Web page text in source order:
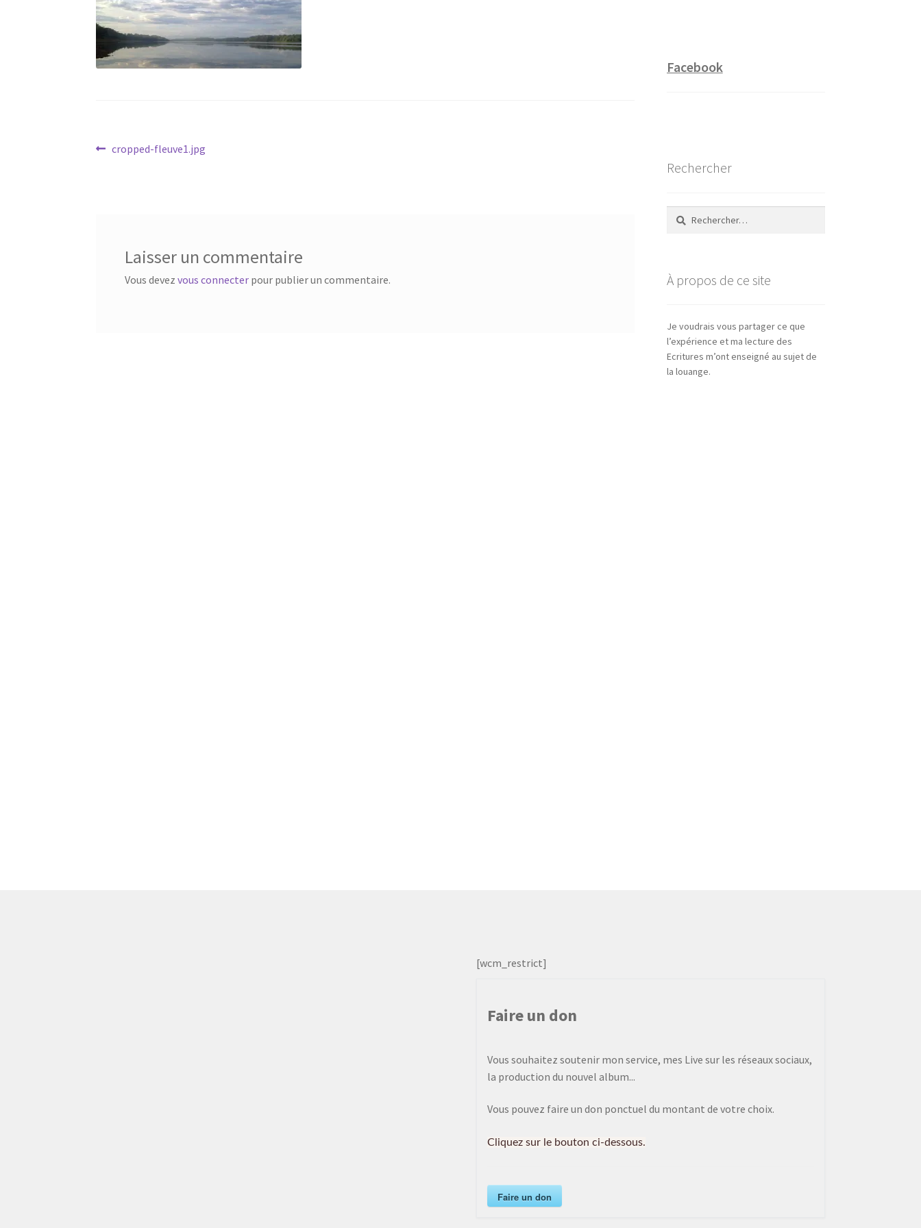
Navigation
Article
cropped-fleuve1.jpg
Laisser un commentaire
Vous devez vous connecterpour publier un commentaire.
Facebook
Rechercher
Rechercher :
À propos de ce site
Je voudrais vous partager ce que
l’expérience et ma lecture des
Ecritures m’ont enseigné au sujet de
la louange.
[wcm_restrict]
Faire un don
Vous souhaitez soutenir mon service, mes Live sur les réseaux sociaux,
la production du nouvel album...
Vous pouvez faire un don ponctuel du montant de votre choix.
Cliquez sur le bouton ci-dessous.
Faire un don